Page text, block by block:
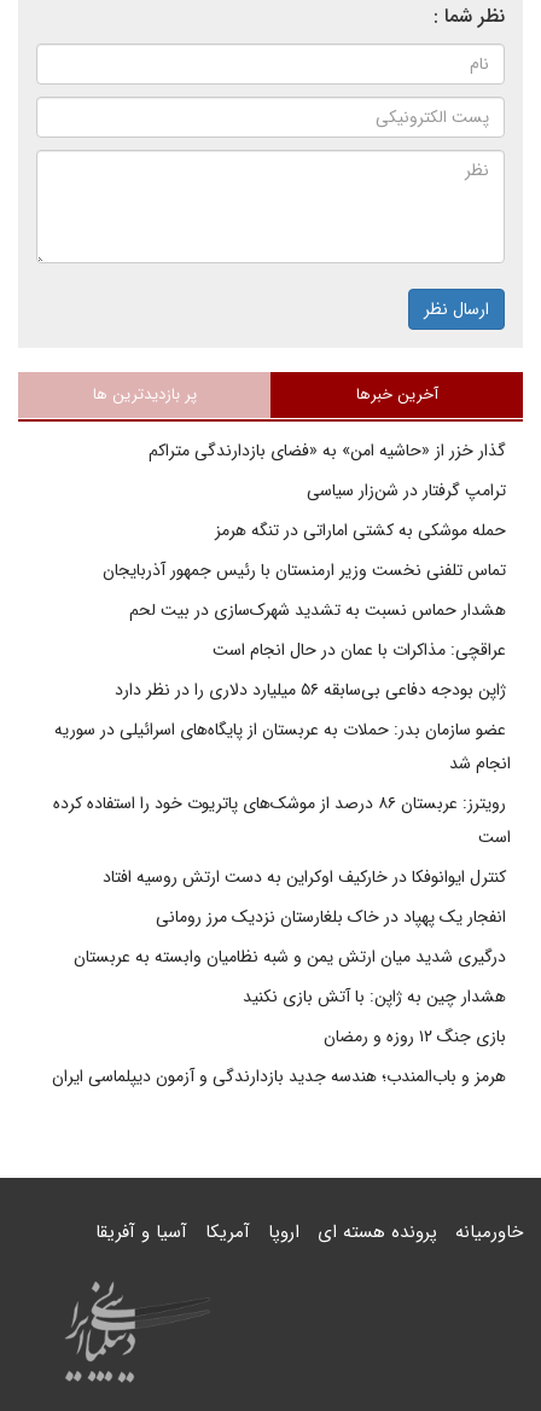
نظر شما :
ارسال نظر
آخرین خبرها پر بازدیدترین ها
گذار خزر از «حاشیه امن» به «فضای بازدارندگی متراکم
ترامپ گرفتار در شن‌زار سیاسی
حمله موشکی به کشتی اماراتی در تنگه هرمز
تماس تلفنی نخست وزیر ارمنستان با رئیس جمهور آذربایجان
هشدار حماس نسبت به تشدید شهرک‌سازی در بیت‌ لحم
عراقچی: مذاکرات با عمان در حال انجام است
ژاپن بودجه دفاعی بی‌سابقه ۵۶ میلیارد دلاری را در نظر دارد
عضو سازمان بدر: حملات به عربستان از پایگاه‌های اسرائیلی در سوریه
انجام شد
رویترز: عربستان ۸۶ درصد از موشک‌های پاتریوت خود را استفاده کرده
است
کنترل ایوانوفکا در خارکیف اوکراین به دست ارتش روسیه افتاد
انفجار یک پهپاد در خاک بلغارستان نزدیک مرز رومانی
درگیری شدید میان ارتش یمن و شبه نظامیان وابسته به عربستان
هشدار چین به ژاپن: با آتش بازی نکنید
بازی جنگ ۱۲ روزه و رمضان
هرمز و باب‌المندب؛ هندسه جدید بازدارندگی و آزمون دیپلماسی ایران
خاورمیانه پرونده هسته ای اروپا آمریکا آسیا و آفریقا